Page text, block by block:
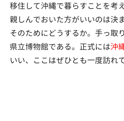
移住して沖縄で暮らすことを考え
親しんでおいた方がいいのは決
そのためにどうするか。手っ取
県立博物館である。正式には沖
いい、ここはぜひとも一度訪れ